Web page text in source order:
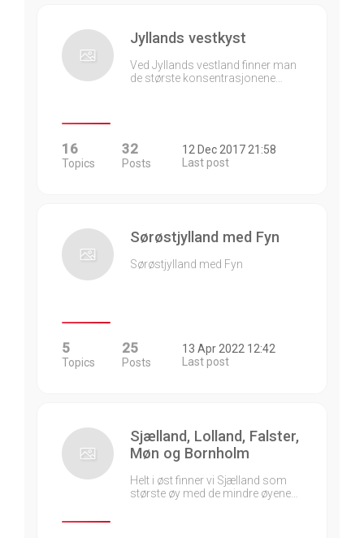
Jyllands vestkyst
Ved Jyllands vestland finner man
de største konsentrasjonene…
16
Topics
32
Posts
12 Dec 2017 21:58
Last post
Sørøstjylland med Fyn
Sørøstjylland med Fyn
5
Topics
25
Posts
13 Apr 2022 12:42
Last post
Sjælland, Lolland, Falster,
Møn og Bornholm
Helt i øst finner vi Sjælland som
største øy med de mindre øyene…